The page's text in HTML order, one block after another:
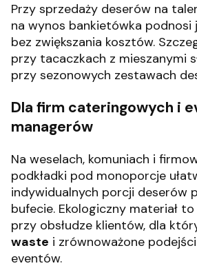
Przy sprzedaży deserów na
na wynos bankietówka podnosi
bez zwiększania kosztów.
przy tacaczkach z mieszanymi
przy sezonowych zestawach
Dla firm cateringowych i
managerów
Na weselach, komuniach i
podkładki pod monoporcje
indywidualnych porcji deserów
bufecie. Ekologiczny materiał
przy obsłudze klientów, dla
waste i zrównoważone
eventów.